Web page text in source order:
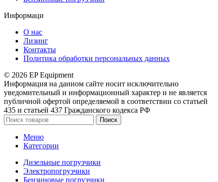
Информаци
О нас
Лизинг
Контакты
Политика обработки персональных данных
© 2026 EP Equipment
Информация на данном сайте носит исключительно
уведомительный и информационный характер и не является
публичной офертой определяемой в соответствии со статьей
435 и статьей 437 Гражданского кодекса РФ
Поиск
Меню
Категории
Дизельные погрузчики
Электропогрузчики
Бензиновые погрузчики